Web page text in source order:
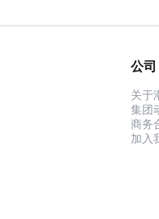
公司
关于
集团
商务
加入